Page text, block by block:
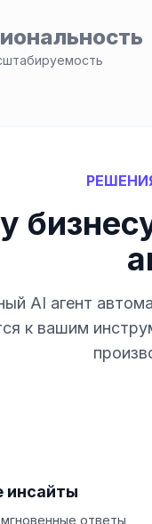
AI агент
к вашим
инсайты
ответы